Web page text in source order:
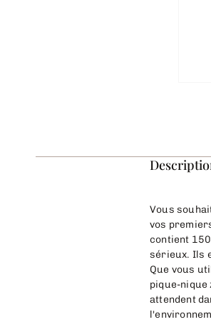
Vous
vos
contient
sérieux. Ils
Que vous
pique-nique
attendent